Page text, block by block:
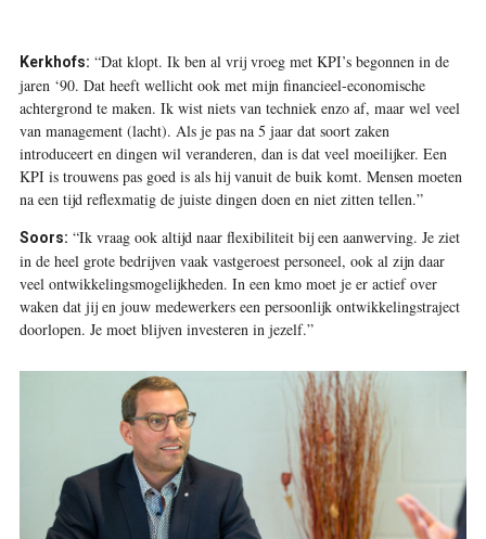
Kerkhofs: “Dat klopt. Ik ben al vrij vroeg met KPI’s begonnen in de
jaren ‘90. Dat heeft wellicht ook met mijn financieel-­economische
achtergrond te maken. Ik wist niets van techniek enzo af, maar wel veel
van management (lacht). Als je pas na 5 jaar dat soort zaken
introduceert en dingen wil veranderen, dan is dat veel moeilijker. Een
KPI is trouwens pas goed is als hij vanuit de buik komt. Mensen moeten
na een tijd reflexmatig de juiste ­dingen doen en niet zitten tellen.”
Soors: “Ik vraag ook altijd naar flexibiliteit bij een aanwerving. Je ziet
in de heel grote bedrijven vaak vastgeroest personeel, ook al zijn daar
veel ontwikkelingsmogelijkheden. In een kmo moet je er actief over
waken dat jij en jouw medewerkers een persoonlijk ontwikkelingstraject
doorlopen. Je moet blijven investeren in jezelf.”